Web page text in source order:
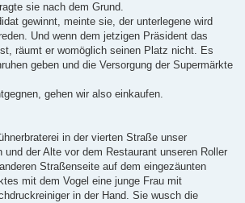
sie nach dem Grund.
gewinnt, meinte sie, der unterlegene wird
Und wenn dem jetzigen Präsident das
räumt er womöglich seinen Platz nicht. Es
geben und die Versorgung der Supermärkte
gehen wir also einkaufen.
in der vierten Straße unser
und der Alte vor dem Restaurant unseren Roller
Straßenseite auf dem eingezäunten
mit dem Vogel eine junge Frau mit
in der Hand. Sie wusch die